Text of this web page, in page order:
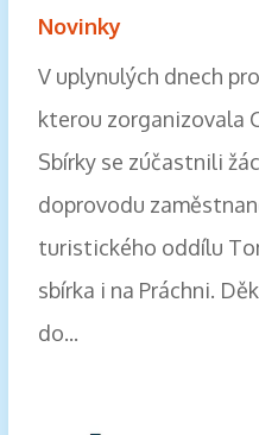
Novinky
V uplynulých dnech
kterou zorganizovala
Sbírky se zúčastnili
doprovodu
turistického oddílu
sbírka i na Práchni.
do...